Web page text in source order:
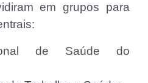
em grupos para
de Saúde do